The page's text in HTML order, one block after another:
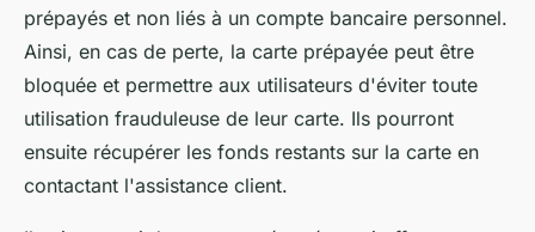
prépayés et non liés à un compte bancaire personnel.
Ainsi, en cas de perte, la carte prépayée peut être
bloquée et permettre aux utilisateurs d'éviter toute
utilisation frauduleuse de leur carte. Ils pourront
ensuite récupérer les fonds restants sur la carte en
contactant l'assistance client.